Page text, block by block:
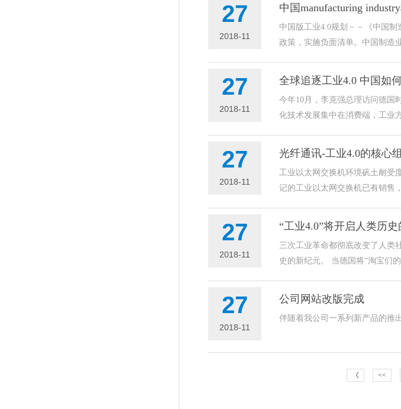
27
2018-11
中国manufacturing
中国版工业4.0规划－－《中国
政策，实施负面清单。中国制造
27
2018-11
全球追逐工业4.0 中国如
今年10月，李克强总理访问德国
化技术发展集中在消费端，工业
27
2018-11
光纤通讯-工业4.0的核心
工业以太网交换机环境矾土耐受
记的工业以太网交换机已有销售
27
2018-11
“工业4.0”将开启人类历
三次工业革命都彻底改变了人类
史的新纪元。 当德国将“淘宝们
27
2018-11
公司网站改版完成
伴随着我公司一系列新产品的推
《 <<